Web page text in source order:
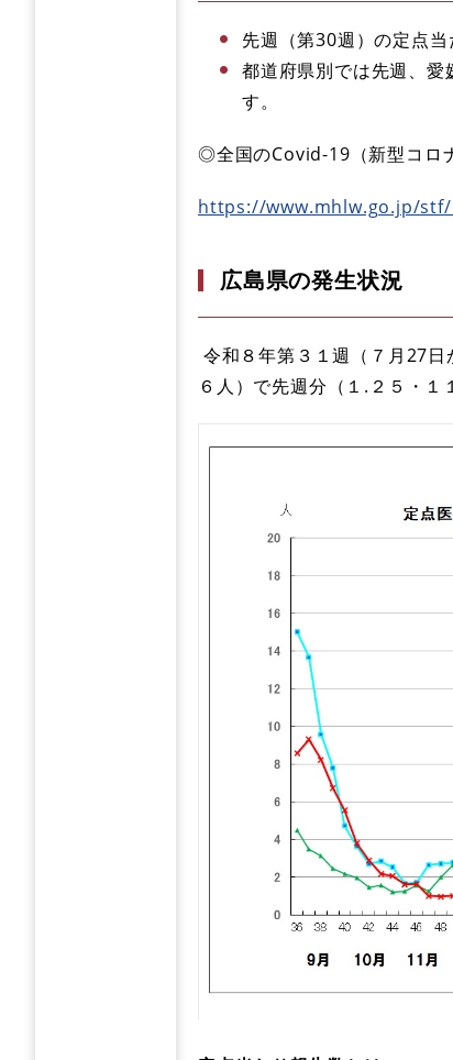
先週（第30週）の定点当
都道府県別では先週、愛
す。
◎全国のCovid-19（新型コロ
https://www.mhlw.go.jp/
広島県の発生状況
令和８年第３１週（７月27
６人）で先週分（１.２５・１